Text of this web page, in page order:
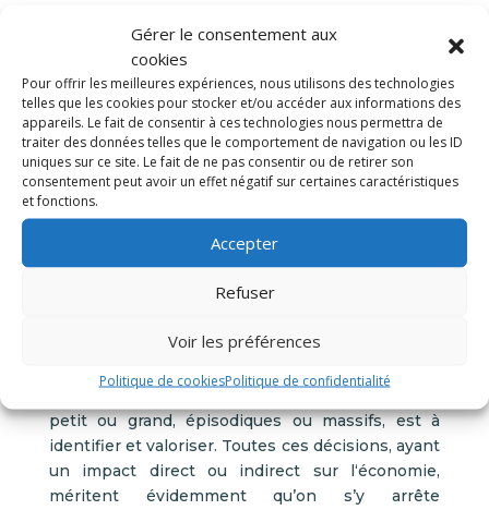
Gérer le consentement aux
cookies
Pour offrir les meilleures expériences, nous utilisons des technologies
telles que les cookies pour stocker et/ou accéder aux informations des
appareils. Le fait de consentir à ces technologies nous permettra de
traiter des données telles que le comportement de navigation ou les ID
uniques sur ce site. Le fait de ne pas consentir ou de retirer son
consentement peut avoir un effet négatif sur certaines caractéristiques
et fonctions.
Accepter
Refuser
Voir les préférences
Politique de cookiesPolitique de confidentialité
Décider se conjugue donc au pluriel
La vie économique de l’entreprise est la somme
des décisions prises quotidiennement par un
nombre de personnes, souvent plus important
qu’on pourrait l’imaginer. La cohérence est un
enjeu. L’aide à la décision(le décisionnel) à tous
les étages est l’arme pour y arriver. Quand les
compagnons Datatim rencontrent les
collaborateurs d’une entreprise, ils cherchent à
identifier et comprendre toutes les petites
décisions que chacun peut prendre. Tous
consomment du temps, achètent des
produisent. C’est l’ensemble des flux (physiques,
financiers) qui constituent l’activité de
petit ou grand, épisodiques ou massifs, est à
identifier et valoriser. Toutes ces décisions, ayant
un impact direct ou indirect sur l‘économie,
méritent évidemment qu’on s’y arrête